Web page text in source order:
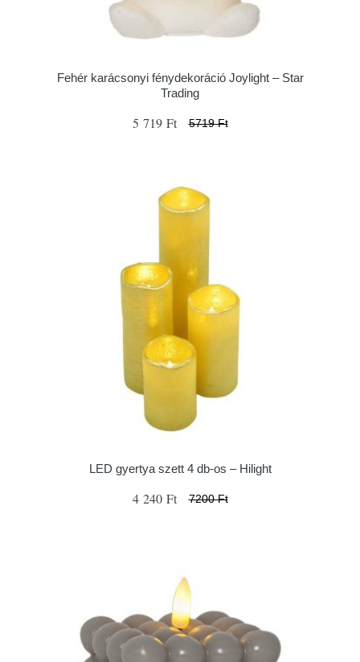
Fehér karácsonyi fénydekoráció Joylight – Star
Trading
5 719 Ft 5719 Ft
LED gyertya szett 4 db-os – Hilight
4 240 Ft 7200 Ft